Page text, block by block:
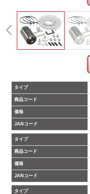
タイプ
商品コード
価格
JANコード
タイプ
商品コード
価格
JANコード
タイプ